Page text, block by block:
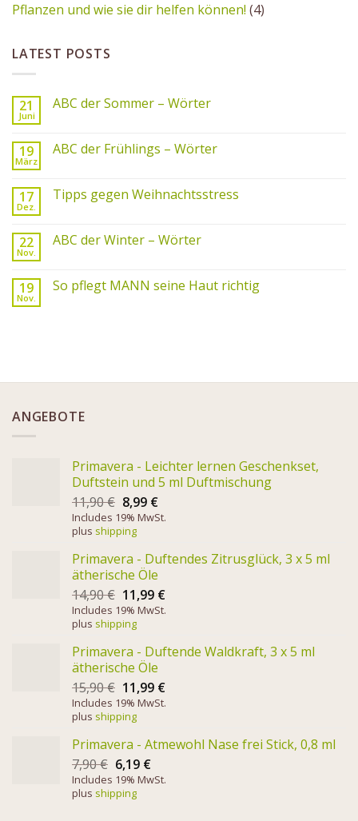
Pflanzen und wie sie dir helfen können! (4)
LATEST POSTS
21
Juni
ABC der Sommer – Wörter
19
März
ABC der Frühlings – Wörter
17
Dez.
Tipps gegen Weihnachtsstress
22
Nov.
ABC der Winter – Wörter
19
Nov.
So pflegt MANN seine Haut richtig
ANGEBOTE
Primavera - Leichter lernen Geschenkset,
Duftstein und 5 ml Duftmischung
11,90€ 8,99 €
Includes 19% MwSt.
plus shipping
Primavera - Duftendes Zitrusglück, 3 x 5 ml
ätherische Öle
14,90€ 11,99 €
Includes 19% MwSt.
plus shipping
Primavera - Duftende Waldkraft, 3 x 5 ml
ätherische Öle
15,90€ 11,99 €
Includes 19% MwSt.
plus shipping
Primavera - Atmewohl Nase frei Stick, 0,8 ml
7,90€ 6,19 €
Includes 19% MwSt.
plus shipping